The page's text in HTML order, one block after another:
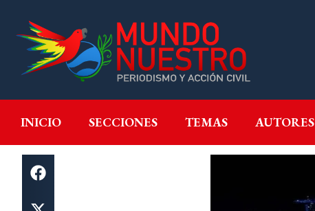
INICIO SECCIONES TEMAS AUTORES
INICIO SECCIONES